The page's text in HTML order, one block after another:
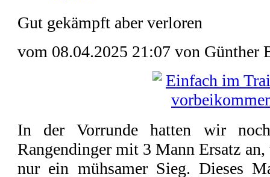
Gut gekämpft aber verloren
vom 08.04.2025 21:07 von Günther
In der Vorrunde hatten wir
Rangendinger mit 3 Mann Ersatz
nur ein mühsamer Sieg. Dieses